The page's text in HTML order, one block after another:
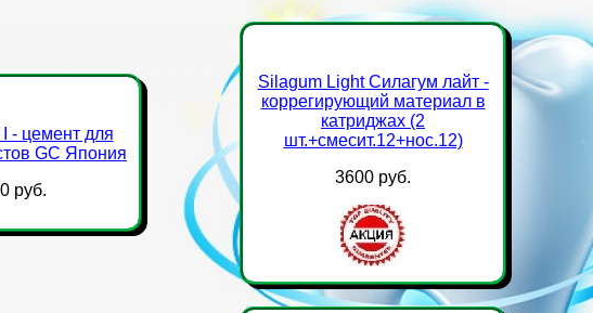
- цемент для
GC Япония
руб.
Silagum Light Силагум лайт -
коррегирующий материал в
катриджах (2
шт.+смесит.12+нос.12)
3600 руб.